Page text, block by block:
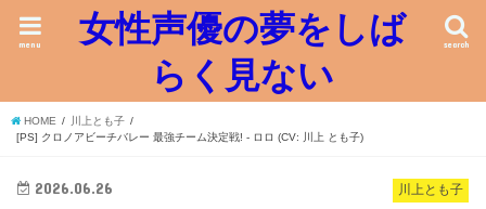
女性声優の夢をしば
らく見ない
search
menu
HOME
川上とも子
[PS] クロノアビーチバレー 最強チーム決定戦! - ロロ (CV: 川上 とも子)
川上とも子
2026.06.26